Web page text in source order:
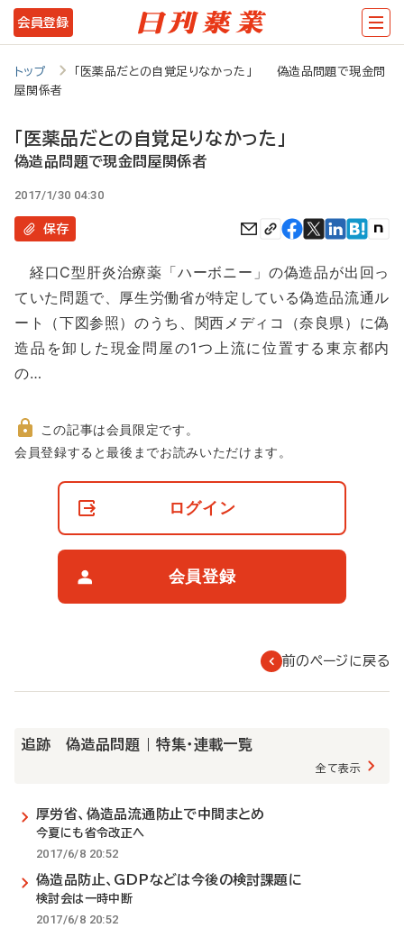
メ
イ
コ
テ
ツ
に
会員登録
トップ
「医薬品だとの自覚足りなかった」 偽造品問題で現金問
屋関係者
「医薬品だとの自覚足りなかった」
偽造品問題で現金問屋関係者
2017/1/30 04:30
保存
経口C型肝炎治療薬「ハーボニー」の偽造品が出回っ
ていた問題で、厚生労働省が特定している偽造品流通ル
ート（下図参照）のうち、関西メディコ（奈良県）に偽
造品を卸した現金問屋の1つ上流に位置する東京都内
の…
非
この記事は会員限定です。
会員登録すると最後までお読みいただけます。
ログイン
会員登録
前のページに戻る
追跡 偽造品問題 | 特集・連載一覧
全て表示
厚労省、偽造品流通防止で中間まとめ
今夏にも省令改正へ
2017/6/8 20:52
偽造品防止、GDPなどは今後の検討課題に
検討会は一時中断
2017/6/8 20:52